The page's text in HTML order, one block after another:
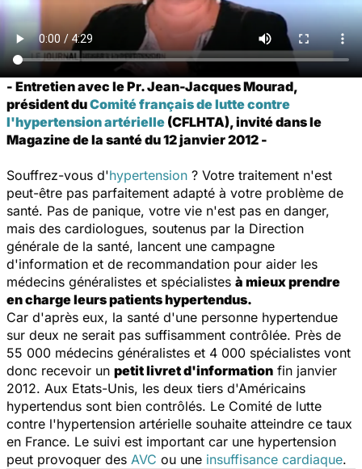
- Entretien avec le Pr. Jean-Jacques Mourad,
président duComité français de lutte contre
l'hypertension artérielle (CFLHTA), invité dans le
Magazine de la santé du 12 janvier 2012 -
Souffrez-vous d'hypertension ? Votre traitement n'est
peut-être pas parfaitement adapté à votre problème de
santé. Pas de panique, votre vie n'est pas en danger,
mais des cardiologues, soutenus par la Direction
générale de la santé, lancent une campagne
d'information et de recommandation pour aider les
médecins généralistes et spécialistes à mieux prendre
en charge leurs patients hypertendus.
Car d'après eux, la santé d'une personne hypertendue
sur deux ne serait pas suffisamment contrôlée. Près de
55 000 médecins généralistes et 4 000 spécialistes vont
donc recevoir un petit livret d'information fin janvier
2012. Aux Etats-Unis, les deux tiers d'Américains
hypertendus sont bien contrôlés. Le Comité de lutte
contre l'hypertension artérielle souhaite atteindre ce taux
en France. Le suivi est important car une hypertension
peut provoquer des AVC ou une insuffisance cardiaque.